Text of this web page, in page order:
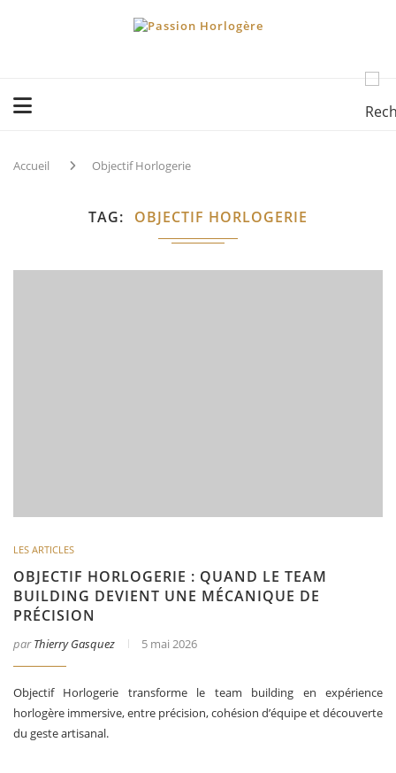
Accueil Objectif Horlogerie
TAG OBJECTIF HORLOGERIE
LES ARTICLES
OBJECTIF HORLOGERIE : QUAND LE TEAM
BUILDING DEVIENT UNE MÉCANIQUE DE
PRÉCISION
parThierry Gasquez 5 mai 2026
Objectif Horlogerie transforme le team building en expérience
horlogère immersive, entre précision, cohésion d’équipe et découverte
du geste artisanal.